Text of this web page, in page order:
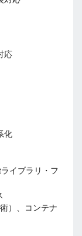
応
化
イブラリ・フ
）、コンテナ